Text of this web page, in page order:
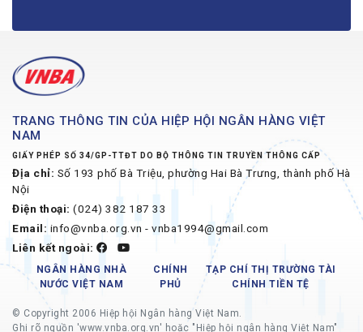
TRANG THÔNG TIN CỦA HIỆP HỘI NGÂN HÀNG VIỆT
NAM
GIẤY PHÉP SỐ 34/GP-TTĐT DO BỘ THÔNG TIN TRUYỀN THÔNG CẤP
Địa chỉ: Số 193 phố Bà Triệu, phường Hai Bà Trưng, thành phố Hà
Nội
Điện thoại: (024) 382 187 33
Email: info@vnba.org.vn - vnba1994@gmail.com
Liên kết ngoài:
NGÂN HÀNG NHÀ
NƯỚC VIỆT NAM
CHÍNH
PHỦ
TẠP CHÍ THỊ TRƯỜNG TÀI
CHÍNH TIỀN TỆ
© Copyright 2006 Hiệp hội Ngân hàng Việt Nam.
Ghi rõ nguồn 'www.vnba.org.vn' hoặc "Hiệp hội ngân hàng Việt Nam"